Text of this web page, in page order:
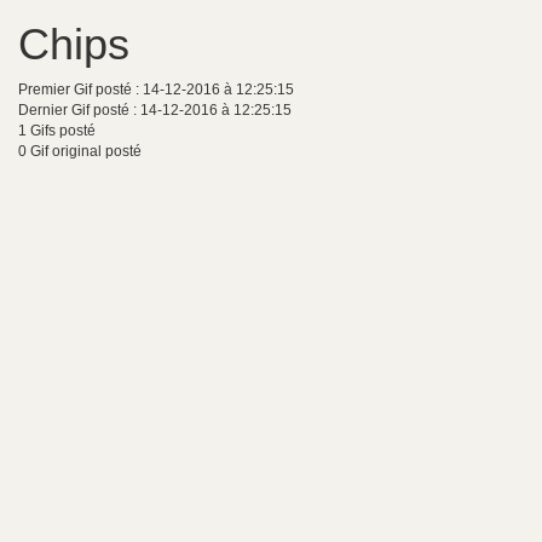
Chips
Premier Gif posté : 14-12-2016 à 12:25:15
Dernier Gif posté : 14-12-2016 à 12:25:15
1 Gifs posté
0 Gif original posté